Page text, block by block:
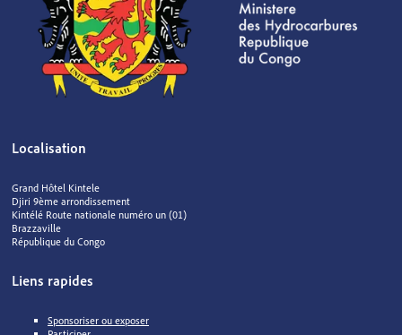
Localisation
Grand Hôtel Kintele
Djiri 9ème arrondissement
Kintélé Route nationale numéro un (01)
Brazzaville
République du Congo
Liens rapides
Sponsoriser ou exposer